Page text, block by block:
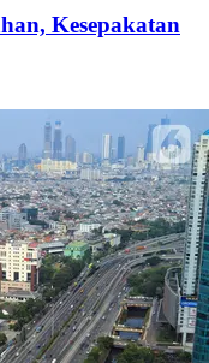
Kesepakatan